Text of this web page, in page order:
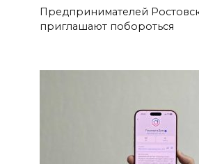
Предпринимателей
приглашают побороться